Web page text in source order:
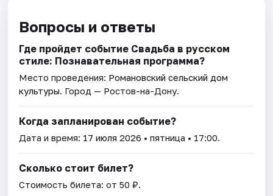
Вопросы и ответы
Где пройдет событие Свадьба в русском
стиле: Познавательная программа?
Место проведения: Романовский сельский дом
культуры. Город — Ростов-на-Дону.
Когда запланирован событие?
Дата и время: 17 июля 2026 • пятница • 17:00.
Сколько стоит билет?
Стоимость билета: от 50 ₽.